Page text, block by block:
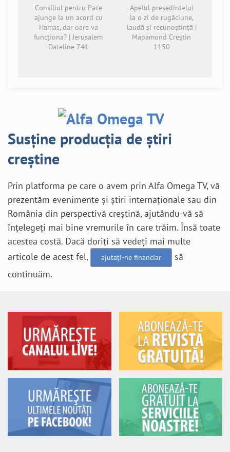
Consiliul pentru Pace
ajunge la un acord cu
Hamas, dar oare va
funcționa? | Jerusalem
Dateline 741
Apelul președintelui
la o zi de rugăciune,
laudă și recunoștință |
Mapamond Creștin
1150
Susține producția de știri
creștine
Prin platforma pe care o avem prin Alfa Omega TV, vă
prezentăm evenimente și știri internaționale sau din
România din perspectivă creștină, ajutându-vă să
înțelegeți mai bine vremurile în care trăim. Însă toate
acestea costă. Dacă doriți să vedeți mai multe
articole de acest fel,
ajutați-ne financiar
să
continuăm.